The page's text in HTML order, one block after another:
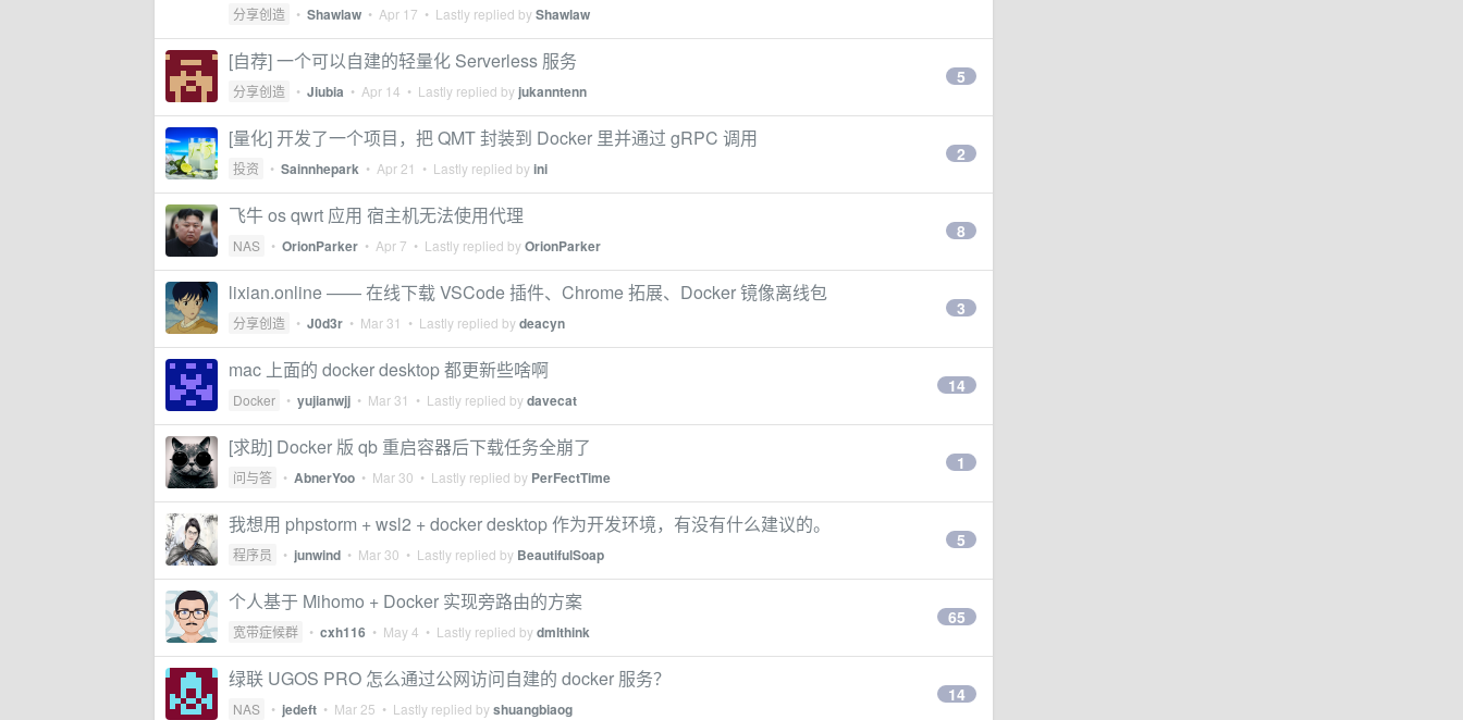
分享创造 • Shawlaw • Apr 17 • Lastly replied byShawlaw
[自荐] 一个可以自建的轻量化 Serverless 服务
分享创造 • Jiubia • Apr 14 • Lastly replied by jukanntenn
5
[量化] 开发了一个项目，把 QMT 封装到 Docker 里并通过 gRPC 调用
投资 • Sainnhepark • Apr 21 • Lastly replied byini
2
飞牛 os qwrt 应用 宿主机无法使用代理
NAS • OrionParker • Apr 7 • Lastly replied byOrionParker
8
lixian.online —— 在线下载 VSCode 插件、Chrome 拓展、Docker 镜像离线包
分享创造 • J0d3r • Mar 31 • Lastly replied bydeacyn
3
mac 上面的 docker desktop 都更新些啥啊
Docker • yujianwjj • Mar 31 • Lastly replied bydavecat
14
[求助] Docker 版 qb 重启容器后下载任务全崩了
问与答 • AbnerYoo • Mar 30 • Lastly replied by PerFectTime
1
我想用 phpstorm + wsl2 + docker desktop 作为开发环境，有没有什么建议的。
程序员 • junwind • Mar 30 • Lastly replied by BeautifulSoap
5
个人基于 Mihomo + Docker 实现旁路由的方案
宽带症候群 • cxh116 • May 4 • Lastly replied bydmlthink
65
绿联 UGOS PRO 怎么通过公网访问自建的 docker 服务？
NAS • jedeft • Mar 25 • Lastly replied byshuangbiaog
14